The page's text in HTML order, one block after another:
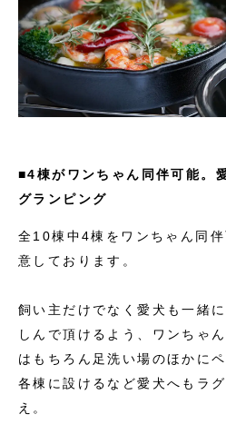
■4棟がワンちゃん同伴可能。
グランピング
全10棟中4棟をワンちゃん同
意しております。
飼い主だけでなく愛犬も一緒
しんで頂けるよう、ワンちゃ
はもちろん足洗い場のほかに
各棟に設けるなど愛犬へもラ
え。